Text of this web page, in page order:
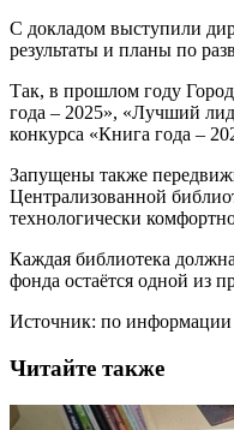
С докладом выступили
результаты и планы по
Так, в прошлом году
года – 2025», «Лучший
конкурса «Книга года –
Запущены также
Централизованной
технологически
Каждая библиотека
фонда остаётся одной из
Источник: по
Читайте также